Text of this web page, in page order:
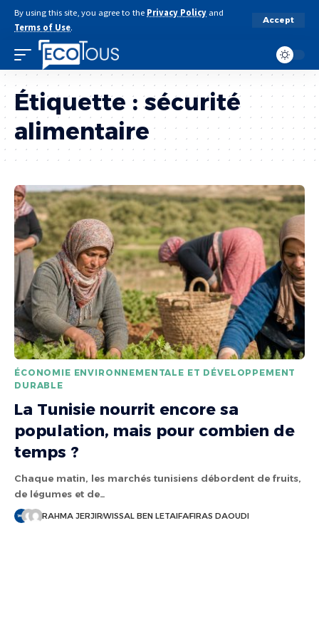
By using this site, you agree to the Privacy Policy and
Terms of Use.
Accept
Étiquette :sécurité
alimentaire
ÉCONOMIE ENVIRONNEMENTALE ET DÉVELOPPEMENT
DURABLE
La Tunisie nourrit encore sa
population, mais pour combien de
temps ?
Chaque matin, les marchés tunisiens débordent de fruits,
de légumes et de…
RAHMA JERJIRWISSAL BEN LETAIFAFIRAS DAOUDI